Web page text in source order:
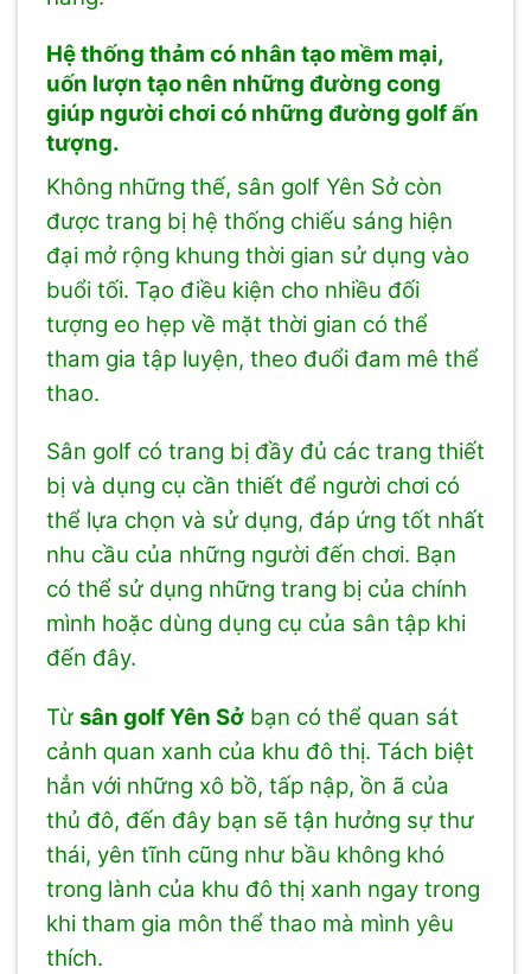
Hệ thống thảm có nhân tạo mềm mại,
uốn lượn tạo nên những đường cong
giúp người chơi có những đường golf ấn
tượng.
Không những thế, sân golf Yên Sở còn
được trang bị hệ thống chiếu sáng hiện
đại mở rộng khung thời gian sử dụng vào
buổi tối. Tạo điều kiện cho nhiều đối
tượng eo hẹp về mặt thời gian có thể
tham gia tập luyện, theo đuổi đam mê thể
thao.
Sân golf có trang bị đầy đủ các trang thiết
bị và dụng cụ cần thiết để người chơi có
thể lựa chọn và sử dụng, đáp ứng tốt nhất
nhu cầu của những người đến chơi. Bạn
có thể sử dụng những trang bị của chính
mình hoặc dùng dụng cụ của sân tập khi
đến đây.
Từ sân golf Yên Sở bạn có thể quan sát
cảnh quan xanh của khu đô thị. Tách biệt
hẳn với những xô bồ, tấp nập, ồn ã của
thủ đô, đến đây bạn sẽ tận hưởng sự thư
thái, yên tĩnh cũng như bầu không khó
trong lành của khu đô thị xanh ngay trong
khi tham gia môn thể thao mà mình yêu
thích.